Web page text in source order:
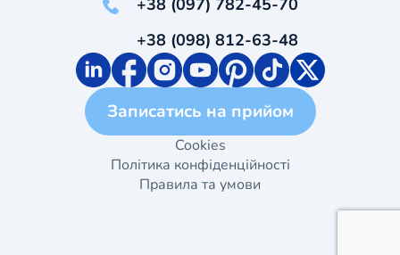
+38 (097) 782-45-70
+38 (098) 812-63-48
Записатись на прийом
Cookies
Політика конфіденційності
Правила та умови